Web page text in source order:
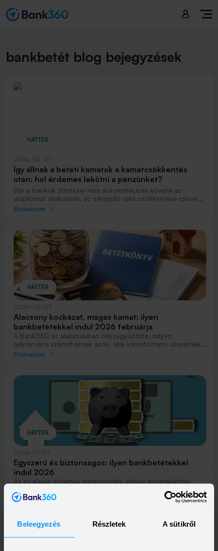
Beleegyezés Részletek A sütikről
bankbetét blog bejegyzések
HÁTTÉR
Így állnak a betéti kamatok a kamatcsökkentés
után: hol érdemes lekötni a pénzünket?
Bár a bankok döntései nem automatikusan követik az
alapkamat alakulását, az irányadó ráta csökkentése idővel
mégis lefelé húzhatja a megtakarítási termékek kamatait is.
Elolvasom
HÁTTÉR
Alacsony kockázat, magas kamat: ilyen
bankbetétekkel indul 2026 februárja
A Bank360 az alábbiakban összegyűjtötte, milyen
ajánlatokra számíthatnak azok, akik kamatoztatni szeretnék
félretett pénzüket.
Elolvasom
HÁTTÉR
Egyszerű és biztonságos: ilyen bankbetétekkel
indul 2026
Az év elején érdemes megvizsgálni, milyen megtakarítási
lehetőségek közül válogathatnak azok, akik elsősorban
bankbetétekben gondolkodnak.
Elolvasom